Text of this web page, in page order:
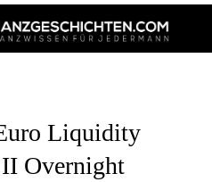
Liquidity
Overnight